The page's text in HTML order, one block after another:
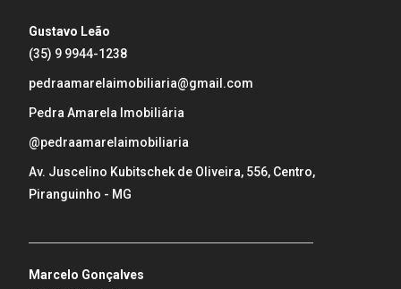
Gustavo Leão
(35) 9 9944-1238
pedraamarelaimobiliaria@gmail.com
Pedra Amarela Imobiliária
@pedraamarelaimobiliaria
Av. Juscelino Kubitschek de Oliveira, 556, Centro,
Piranguinho - MG
Marcelo Gonçalves